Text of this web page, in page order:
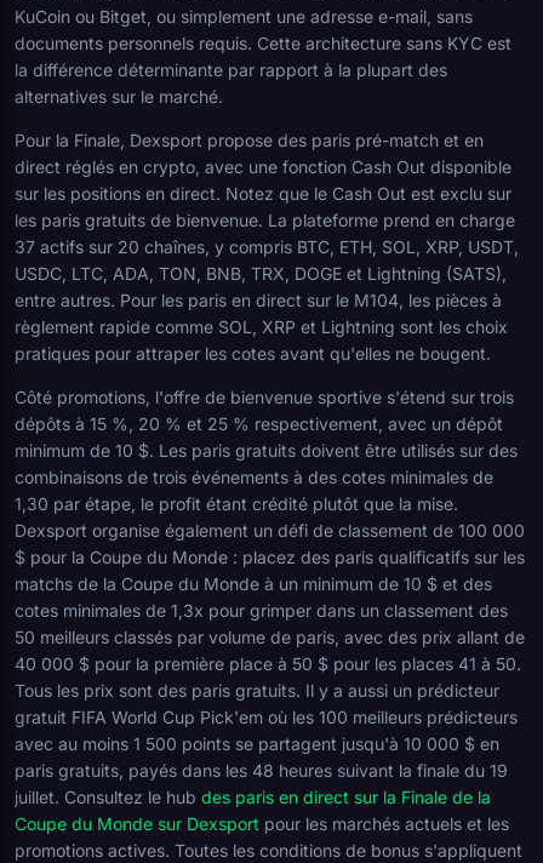
KuCoin ou Bitget, ou simplement une adresse e-mail, sans
documents personnels requis. Cette architecture sans KYC est
la différence déterminante par rapport à la plupart des
alternatives sur le marché.
Pour la Finale, Dexsport propose des paris pré-match et en
direct réglés en crypto, avec une fonction Cash Out disponible
sur les positions en direct. Notez que le Cash Out est exclu sur
les paris gratuits de bienvenue. La plateforme prend en charge
37 actifs sur 20 chaînes, y compris BTC, ETH, SOL, XRP, USDT,
USDC, LTC, ADA, TON, BNB, TRX, DOGE et Lightning (SATS),
entre autres. Pour les paris en direct sur le M104, les pièces à
règlement rapide comme SOL, XRP et Lightning sont les choix
pratiques pour attraper les cotes avant qu'elles ne bougent.
Côté promotions, l'offre de bienvenue sportive s'étend sur trois
dépôts à 15 %, 20 % et 25 % respectivement, avec un dépôt
minimum de 10 $. Les paris gratuits doivent être utilisés sur des
combinaisons de trois événements à des cotes minimales de
1,30 par étape, le profit étant crédité plutôt que la mise.
Dexsport organise également un défi de classement de 100 000
$ pour la Coupe du Monde : placez des paris qualificatifs sur les
matchs de la Coupe du Monde à un minimum de 10 $ et des
cotes minimales de 1,3x pour grimper dans un classement des
50 meilleurs classés par volume de paris, avec des prix allant de
40 000 $ pour la première place à 50 $ pour les places 41 à 50.
Tous les prix sont des paris gratuits. Il y a aussi un prédicteur
gratuit FIFA World Cup Pick'em où les 100 meilleurs prédicteurs
avec au moins 1 500 points se partagent jusqu'à 10 000 $ en
paris gratuits, payés dans les 48 heures suivant la finale du 19
juillet. Consultez le hub des paris en direct sur la Finale de la
Coupe du Monde sur Dexsport pour les marchés actuels et les
promotions actives. Toutes les conditions de bonus s'appliquent